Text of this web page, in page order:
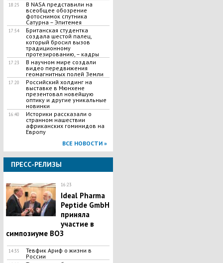
18:25
В NASA представили на
всеобщее обозрение
фотоснимок спутника
Сатурна – Эпитемея
17:54
Британская студентка
создала шестой палец,
который бросил вызов
традиционному
протезированию, – кадры
17:23
В научном мире создали
видео передвижения
геомагнитных полей Земли
17:20
Российский холдинг на
выставке в Мюнхене
презентовал новейшую
оптику и другие уникальные
новинки
16:40
Историки рассказали о
странном нашествии
африканских гоминидов на
Европу
ВСЕ НОВОСТИ »
ПРЕСС-РЕЛИЗЫ
16:23
Ideal Pharma
Peptide GmbH
приняла
участие в
симпозиуме ВОЗ
14:35
Тевфик Ариф о жизни в
России